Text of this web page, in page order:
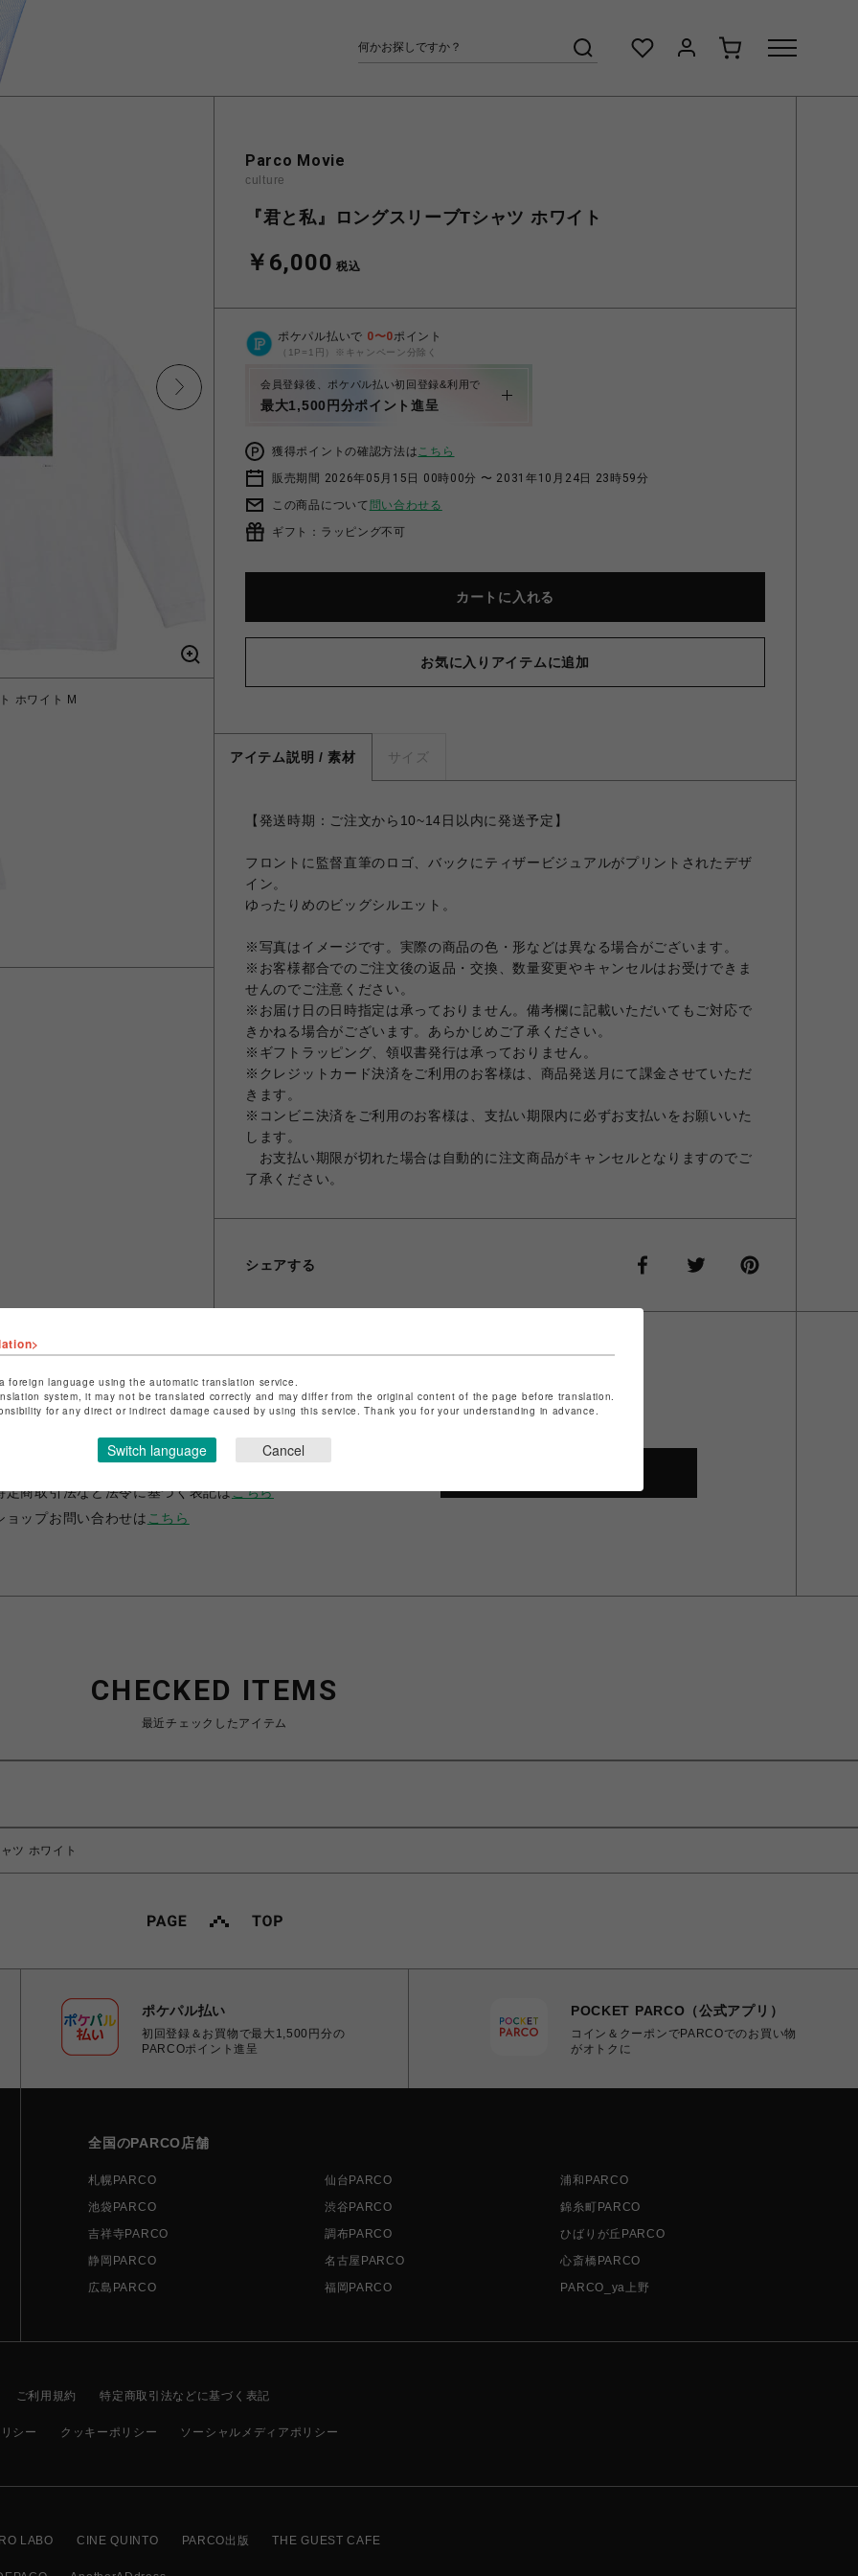
ホワイト M
Parco Movie
culture
『君と私』ロングスリーブTシャツ ホワイト
￥6,000 税込
ポケパル払いで 0〜0ポイント
（1P=1円）※キャンペーン分除く
会員登録後、ポケパル払い初回登録&利用で
最大1,500円分ポイント進呈
獲得ポイントの確認方法はこちら
販売期間 2026年05月15日 00時00分 〜 2031年10月24日 23時59分
この商品について 問い合わせる
ギフト：ラッピング不可
カートに入れる
お気に入りアイテムに追加
アイテム説明 / 素材 サイズ
【発送時期：ご注文から10~14日以内に発送予定】
フロントに監督直筆のロゴ、バックにティザービジュアルがプリントされたデザ
イン。
ゆったりめのビッグシルエット。
※写真はイメージです。実際の商品の色・形などは異なる場合がございます。
※お客様都合でのご注文後の返品・交換、数量変更やキャンセルはお受けできま
せんのでご注意ください。
※お届け日の日時指定は承っておりません。備考欄に記載いただいてもご対応で
きかねる場合がございます。あらかじめご了承ください。
※ギフトラッピング、領収書発行は承っておりません。
※クレジットカード決済をご利用のお客様は、商品発送月にて課金させていただ
きます。
※コンビニ決済をご利用のお客様は、支払い期限内に必ずお支払いをお願いいた
します。
お支払い期限が切れた場合は自動的に注文商品がキャンセルとなりますのでご
了承ください。
シェアする
culture
定商取引法など法令に基づく表記はこちら
ョップお問い合わせは こちら
CHECKED ITEMS
最近チェックしたアイテム
ツ ホワイト
ポケパル払い
初回登録＆お買物で最大1,500円分の
PARCOポイント進呈
POCKET PARCO（公式アプリ）
コイン＆クーポンでPARCOでのお買い物
がオトクに
全国のPARCO店舗
札幌PARCO 仙台PARCO
浦和PARCO
池袋PARCO
渋谷PARCO
錦糸町PARCO
吉祥寺PARCO
調布PARCO
ひばりが丘PARCO
静岡PARCO
名古屋PARCO
心斎橋PARCO
広島PARCO
福岡PARCO PARCO_ya上野
ご利用規約 特定商取引法などに基づく表記
シー クッキーポリシー ソーシャルメディアポリシー
LABO CINE QUINTO PARCO出版 THE GUEST CAFE
foreign language using the automatic translation service.
system, it may not be translated correctly and may differ from the original content of the page before translation.
for any direct or indirect damage caused by using this service. Thank you for your understanding in advance.
Switch language Cancel